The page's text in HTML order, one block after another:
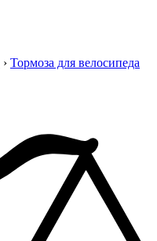
› Тормоза для велосипеда